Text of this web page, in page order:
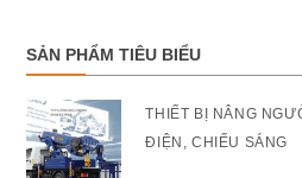
SẢN PHẨM TIÊU BIỂU
THIẾT BỊ NÂNG
ĐIỆN, CHIẾU SÁNG